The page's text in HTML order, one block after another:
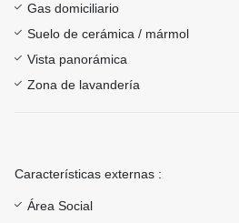
Gas domiciliario
Suelo de cerámica / mármol
Vista panorámica
Zona de lavandería
Características externas :
Área Social